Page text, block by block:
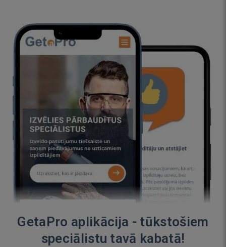
GetaPro aplikācija - tūkstošiem
speciālistu tavā kabatā!